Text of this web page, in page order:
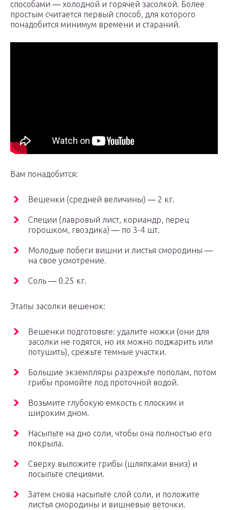
способами ― холодной и горячей засолкой. Более
простым считается первый способ, для которого
понадобится минимум времени и стараний.
Вам понадобится:
Вешенки (средней величины) ― 2 кг.
Специи (лавровый лист, кориандр, перец
горошком, гвоздика) ― по 3-4 шт.
Молодые побеги вишни и листья смородины ―
на свое усмотрение.
Соль ― 0.25 кг.
Этапы засолки вешенок:
Вешенки подготовьте: удалите ножки (они для
засолки не годятся, но их можно поджарить или
потушить), срежьте темные участки.
Большие экземпляры разрежьте пополам, потом
грибы промойте под проточной водой.
Возьмите глубокую емкость с плоским и
широким дном.
Насыпьте на дно соли, чтобы она полностью его
покрыла.
Сверху выложите грибы (шляпками вниз) и
посыпьте специями.
Затем снова насыпьте слой соли, и положите
листья смородины и вишневые веточки.